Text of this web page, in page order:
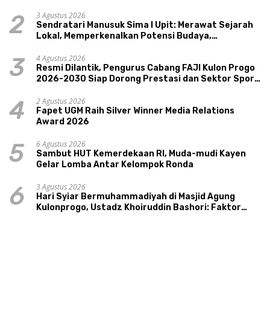
2
3 Agustus 2026
Sendratari Manusuk Sima I Upit: Merawat Sejarah
Lokal, Memperkenalkan Potensi Budaya,
3
4 Agustus 2026
Resmi Dilantik, Pengurus Cabang FAJI Kulon Progo
2026-2030 Siap Dorong Prestasi dan Sektor Sport
4
2 Agustus 2026
Fapet UGM Raih Silver Winner Media Relations
Award 2026
5
6 Agustus 2026
Sambut HUT Kemerdekaan RI, Muda-mudi Kayen
Gelar Lomba Antar Kelompok Ronda
6
3 Agustus 2026
Hari Syiar Bermuhammadiyah di Masjid Agung
Kulonprogo, Ustadz Khoiruddin Bashori: Faktor